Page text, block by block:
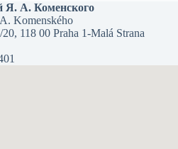
Я. А. Коменского
Komenského
118 00 Praha 1-Malá Strana